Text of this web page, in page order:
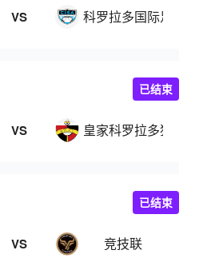
VS 科罗拉多国际足球学院
VS 皇家科罗拉多狐狸
已结束
VS 竞技联
已结束